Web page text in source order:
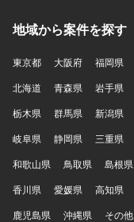
地域から案件を探す
東京都 大阪府 福岡県
北海道
青森県 岩手県
栃木県
群馬県 新潟県
岐阜県
静岡県 三重県
和歌山県
鳥取県 島根県
香川県
愛媛県 高知県
鹿児島県
沖縄県 その他